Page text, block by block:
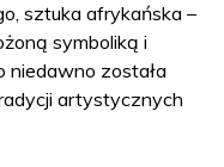
sztuka afrykańska –
symboliką i
niedawno została
artystycznych